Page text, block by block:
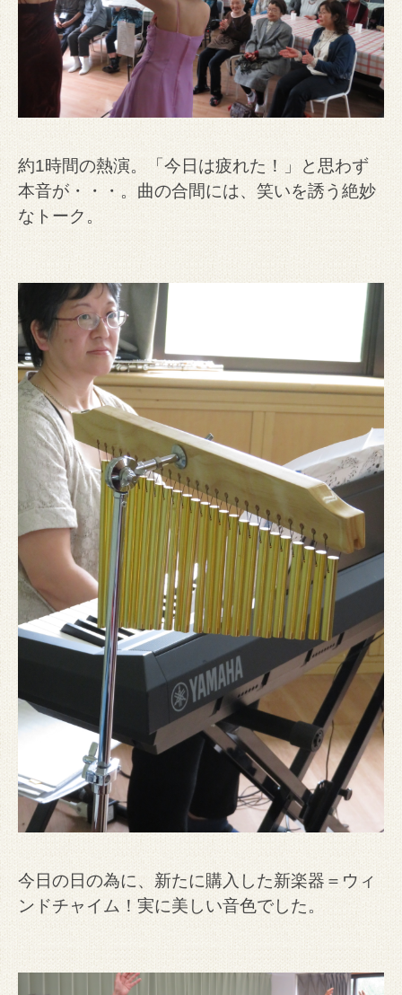
約1時間の熱演。「今日は疲れた！」と思わず
本音が・・・。曲の合間には、笑いを誘う絶妙
なトーク。
今日の日の為に、新たに購入した新楽器＝ウィ
ンドチャイム！実に美しい音色でした。